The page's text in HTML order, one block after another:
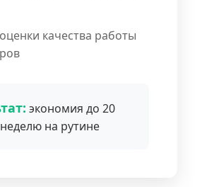
качества работы
экономия до 20
на рутине